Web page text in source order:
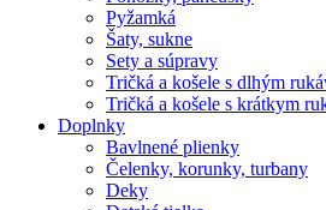
Pyžamká
Šaty, sukne
Sety a súpravy
Tričká a košele s dlhým
Tričká a košele s krátkym
Doplnky
Bavlnené plienky
Čelenky, korunky, turbany
Deky